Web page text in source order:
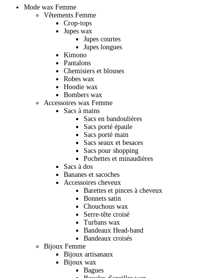
Mode wax Femme
Vêtements Femme
Crop-tops
Jupes wax
Jupes courtes
Jupes longues
Kimono
Pantalons
Chemisiers et blouses
Robes wax
Hoodie wax
Bombers wax
Accessoires wax Femme
Sacs à mains
Sacs en bandoulières
Sacs porté épaule
Sacs porté main
Sacs seaux et besaces
Sacs pour shopping
Pochettes et minaudières
Sacs à dos
Bananes et sacoches
Accessoires cheveux
Barettes et pinces à cheveux
Bonnets satin
Chouchous wax
Serre-tête croisé
Turbans wax
Bandeaux Head-band
Bandeaux croisés
Bijoux Femme
Bijoux artisanaux
Bijoux wax
Bagues